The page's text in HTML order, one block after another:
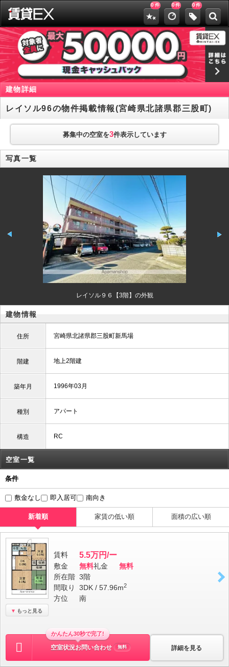
0 件 0件 0件
建物詳細
レイソル96の物件掲載情報(宮崎県北諸県郡三股町)
募集中の空室を3件表示しています
写真一覧
レイソル９６【3階】の外観
建物情報
住所 宮崎県北諸県郡三股町新馬場
階建 地上2階建
築年月 1996年03月
種別 アパート
構造 RC
空室一覧
条件
敷金なし 即入居可 南向き
新着順 家賃の低い順 面積の広い順
もっと見る
賃料 5.5万円/ー
敷金 無料礼金
無料
所在階 3階
間取り
3DK / 57.96m2
方位 南
詳細を見る
かんたん30秒で完了!
空室状況お問い合わせ 無料